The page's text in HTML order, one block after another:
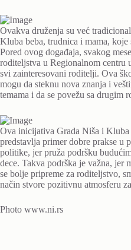
Ovakva druženja su već
Kluba beba, trudnica i mama, koje
Pored ovog događaja, svakog
roditeljstva u Regionalnom centru
svi zainteresovani roditelji. Ova
mogu da steknu nova znanja i
temama i da se povežu sa drugim
Ova inicijativa Grada Niša i Kluba
predstavlja primer dobre prakse u
politike, jer pruža podršku
dece. Takva podrška je važna, jer
se bolje pripreme za roditeljstvo,
način stvore pozitivnu atmosferu
Photo www.ni.rs